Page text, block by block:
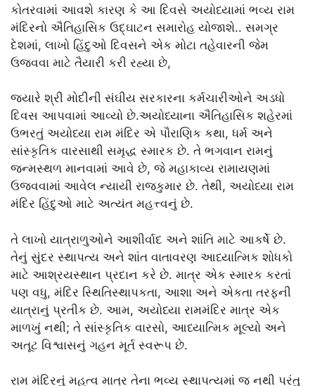
કોતરવામાં આવશે કારણ કે આ દિવસે અયોધ્યામાં ભવ્ય રામ
મંદિરનો ઐતિહાસિક ઉદ્ઘાટન સમારોહ યોજાશે.. સમગ્ર
દેશમાં, લાખો હિંદુઓ દિવસને એક મોટા તહેવારની જેમ
ઉજવવા માટે તૈયારી કરી રહ્યા છે,
જ્યારે શ્રી મોદીની સંઘીય સરકારના કર્મચારીઓને અડધો
દિવસ આપવામાં આવ્યો છે.અયોધ્યાના ઐતિહાસિક શહેરમાં
ઉભરતું અયોધ્યા રામ મંદિર એ પૌરાણિક કથા, ધર્મ અને
સાંસ્કૃતિક વારસાથી સમૃદ્ધ સ્મારક છે. તે ભગવાન રામનું
જન્મસ્થળ માનવામાં આવે છે, જે મહાકાવ્ય રામાયણમાં
ઉજવવામાં આવેલ ન્યાયી રાજકુમાર છે. તેથી, અયોધ્યા રામ
મંદિર હિંદુઓ માટે અત્યંત મહત્ત્વનું છે.
તે લાખો યાત્રાળુઓને આશીર્વાદ અને શાંતિ માટે આકર્ષે છે.
તેનું સુંદર સ્થાપત્ય અને શાંત વાતાવરણ આધ્યાત્મિક શોધકો
માટે આશ્રયસ્થાન પ્રદાન કરે છે. માત્ર એક સ્મારક કરતાં
પણ વધુ, મંદિર સ્થિતિસ્થાપકતા, આશા અને એકતા તરફની
યાત્રાનું પ્રતીક છે. આમ, અયોધ્યા રામમંદિર માત્ર એક
માળખું નથી; તે સાંસ્કૃતિક વારસો, આધ્યાત્મિક મૂલ્યો અને
અતૂટ વિશ્વાસનું ગહન મૂર્ત સ્વરૂપ છે.
રામ મંદિરનું મહત્વ માત્ર તેના ભવ્ય સ્થાપત્યમાં જ નથી પરંતુ